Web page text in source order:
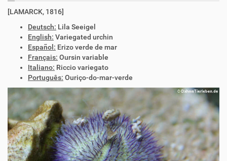
[LAMARCK, 1816]
Deutsch: Lila Seeigel
English: Variegated urchin
Español: Erizo verde de mar
Français: Oursin variable
Italiano: Riccio variegato
Português: Ouriço-do-mar-verde